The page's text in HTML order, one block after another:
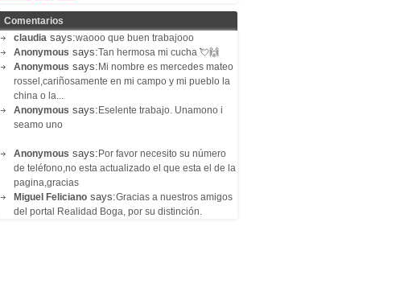
Comentarios
claudia says:waooo que buen trabajooo
Anonymous says:Tan hermosa mi cucha 💘🙌
Anonymous says:Mi nombre es mercedes mateo
rossel,cariñosamente en mi campo y mi pueblo la
china o la...
Anonymous says:Eselente trabajo. Unamono i
seamo uno
Anonymous says:Por favor necesito su número
de teléfono,no esta actualizado el que esta el de la
pagina,gracias
Miguel Feliciano says:Gracias a nuestros amigos
del portal Realidad Boga, por su distinción.